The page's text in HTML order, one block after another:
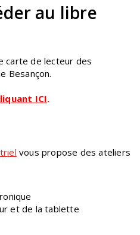
au libre
carte de lecteur des
Besançon.
ICI.
vous propose des ateliers
et de la tablette